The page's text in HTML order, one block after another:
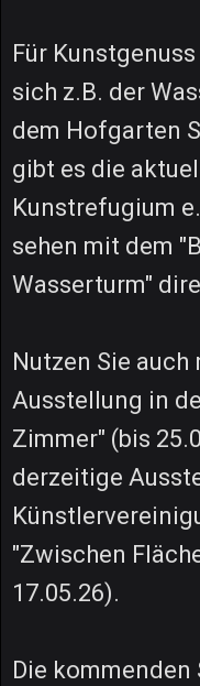
Für
sich z.B. der
dem Hofgarten
gibt es die
Kunstrefugium
sehen mit dem
Wasserturm"
Nutzen Sie auch
Ausstellung in
Zimmer" (bis
derzeitige
"Zwischen
17.05.26).
Die